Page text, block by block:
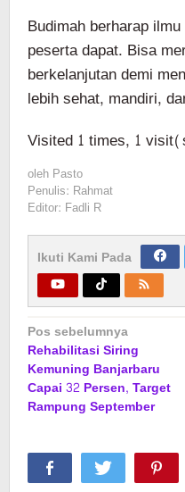
Budimah berharap
peserta dapat. Bisa
berkelanjutan demi
lebih sehat, mandiri,
Visited 1 times, 1
oleh Pasto
Penulis: Rahmat
Editor: Fadli R
Ikuti Kami Pada
Navigasi
pos
Pos sebelumnya
Rehabilitasi Siring
Kemuning Banjarbaru
Capai 32 Persen, Target
Rampung September